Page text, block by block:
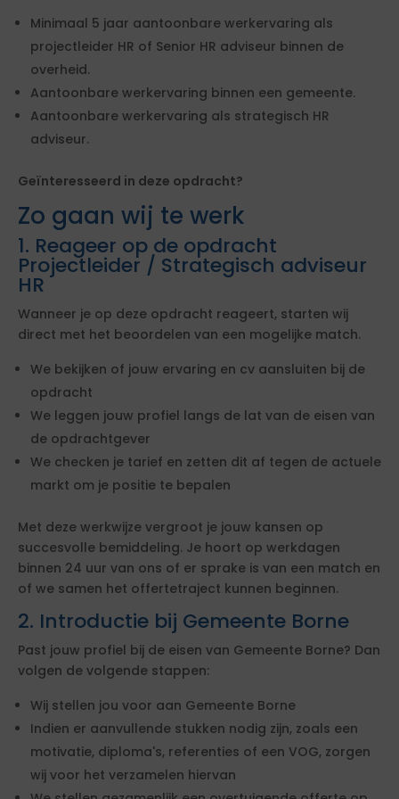
Minimaal 5 jaar aantoonbare werkervaring als
projectleider HR of Senior HR adviseur binnen de
overheid.
Aantoonbare werkervaring binnen een gemeente.
Aantoonbare werkervaring als strategisch HR
adviseur.
Geïnteresseerd in deze opdracht?
Zo gaan wij te werk
1. Reageer op de opdracht
Projectleider / Strategisch adviseur
HR
Wanneer je op deze opdracht reageert, starten wij
direct met het beoordelen van een mogelijke match.
We bekijken of jouw ervaring en cv aansluiten bij de
opdracht
We leggen jouw profiel langs de lat van de eisen van
de opdrachtgever
We checken je tarief en zetten dit af tegen de actuele
markt om je positie te bepalen
Met deze werkwijze vergroot je jouw kansen op
succesvolle bemiddeling. Je hoort op werkdagen
binnen 24 uur van ons of er sprake is van een match en
of we samen het offertetraject kunnen beginnen.
2. Introductie bij Gemeente Borne
Past jouw profiel bij de eisen van Gemeente Borne? Dan
volgen de volgende stappen:
Wij stellen jou voor aan Gemeente Borne
Indien er aanvullende stukken nodig zijn, zoals een
motivatie, diploma's, referenties of een VOG, zorgen
wij voor het verzamelen hiervan